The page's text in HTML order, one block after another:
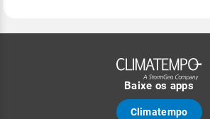
Baixe os apps
Climatempo